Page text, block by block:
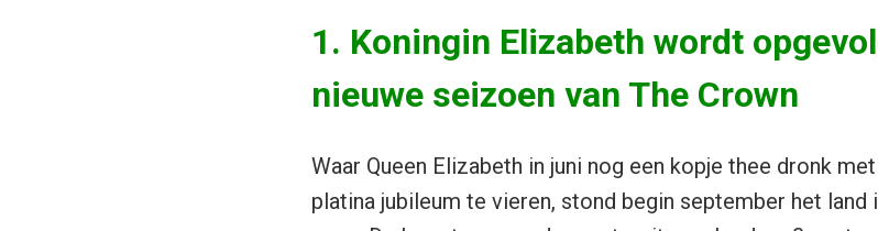
1. Koningin Elizabeth wordt
nieuwe seizoen van The Crown
Waar Queen Elizabeth in juni nog een kopje thee dronk
platina jubileum te vieren, stond begin september het